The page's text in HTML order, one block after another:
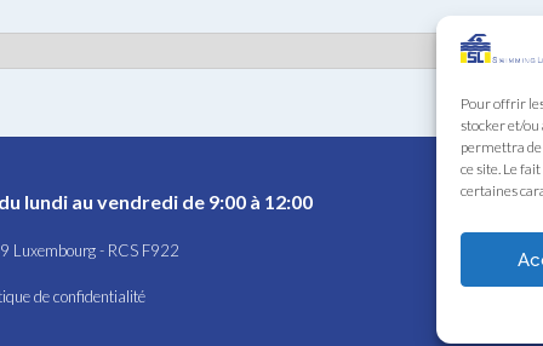
Pour offrir
stocker et/ou
permettra
ce site. Le
certaines
lundi au vendredi de 9:00 à 12:00
Luxembourg - RCS F922
de confidentialité